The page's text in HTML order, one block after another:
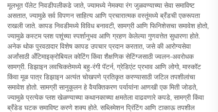
मूलभूत पॅलेट निवडीपलीकडे जाते, ज्यामध्ये नेमक्या रंग जुळवण्याच्या सेवा समाविष्ट
असतात, ज्यामुळे सर्व विपणन साहित्य आणि प्रचारात्मक वस्तूंमध्ये ब्रँडची एकरूपता
राखली जाते. कापड निवडीमध्ये विविध बनावटी, सामग्री आणि फिनिशेसचा समावेश होतो,
ज्यामुळे कस्टम प्लश पशूंच्या स्पर्शानुभव आणि ग्रहण केलेल्या गुणवत्तेत सुधारणा होते.
अनेक थोक पुरवठादार विशेष कापड उपचार प्रदान करतात, जसे की आरोग्यसेवा
अर्जांसाठी अँटिमाइक्रोबियल कोटिंग किंवा शैक्षणिक सेटिंग्जसाठी ज्वलन-अवरोधक
सामग्री. डिझाइन लवचिकतेमध्ये बहु-रंगी पॅटर्न, ग्रेडिएंट प्रभाव आणि लोगो, मास्कॉट
किंवा मूळ पात्र डिझाइन अत्यंत चोखपणे प्रतिकृत करण्यासाठी जटिल तपशीलांचा
समावेश होतो. सामग्री सानुकूलन हे वैयक्तिकरण पर्यायांना आणखी एक मिती जोडते,
ज्यामुळे प्रत्येक प्लश खेळण्याच्या कथानकाच्या क्षमतेला वाढवणारे कपडे, सामग्री किंवा
ब्रँडेड घटक समाविष्ट करणे शक्य होते. सब्लिमेशन प्रिंटिंग आणि टाकाऊ तपशील